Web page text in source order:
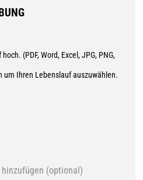
(PDF, Word, Excel, JPG, PNG,
um Ihren Lebenslauf auszuwählen.
(optional)